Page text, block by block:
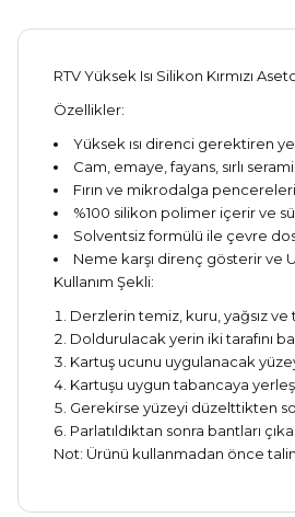
RTV Yüksek Isı Silikon Kırmızı
Özellikler:
Yüksek ısı direnci gerektiren
Cam, emaye, fayans, sırlı
Fırın ve mikrodalga
%100 silikon polimer içerir ve
Solventsiz formülü ile çevre
Neme karşı direnç gösterir ve UV
Kullanım Şekli:
Derzlerin temiz, kuru, yağsız
Doldurulacak yerin iki tarafını
Kartuş ucunu uygulanacak
Kartuşu uygun tabancaya
Gerekirse yüzeyi düzelttikten
Parlatıldıktan sonra bantları
Not: Ürünü kullanmadan önce